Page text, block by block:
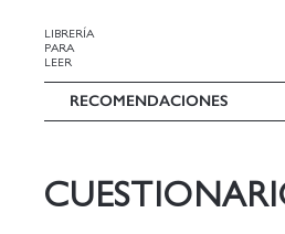
LIBRERÍA
PARA
LEER
RECOMENDACIONES